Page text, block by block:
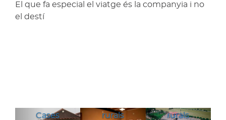
El que fa especial el viatge és la companyia i no
el destí
Cases
rurals
rurals
Anterior